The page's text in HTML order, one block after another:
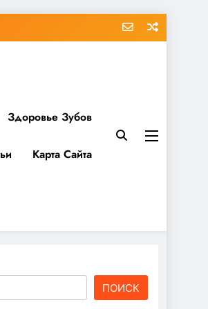
Здоровье Зубов
Карта Сайта
ПОИСК